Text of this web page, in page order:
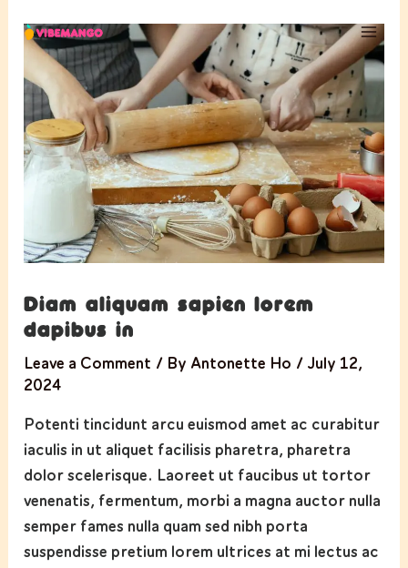
content
Diam aliquam sapien lorem
dapibus in
Leave a Comment / By Antonette Ho / July 12,
2024
Potenti tincidunt arcu euismod amet ac curabitur
iaculis in ut aliquet facilisis pharetra, pharetra
dolor scelerisque. Laoreet ut faucibus ut tortor
venenatis, fermentum, morbi a magna auctor nulla
semper fames nulla quam sed nibh porta
suspendisse pretium lorem ultrices at mi lectus ac